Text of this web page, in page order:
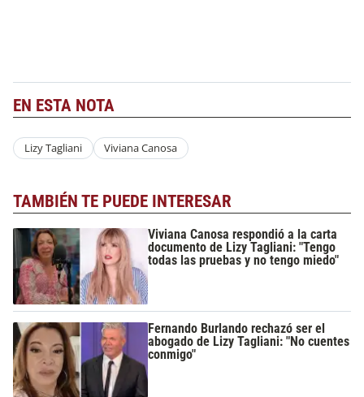
EN ESTA NOTA
Lizy Tagliani Viviana Canosa
TAMBIÉN TE PUEDE INTERESAR
Viviana Canosa respondió a la carta
documento de Lizy Tagliani: "Tengo
todas las pruebas y no tengo miedo"
Fernando Burlando rechazó ser el
abogado de Lizy Tagliani: "No cuentes
conmigo"